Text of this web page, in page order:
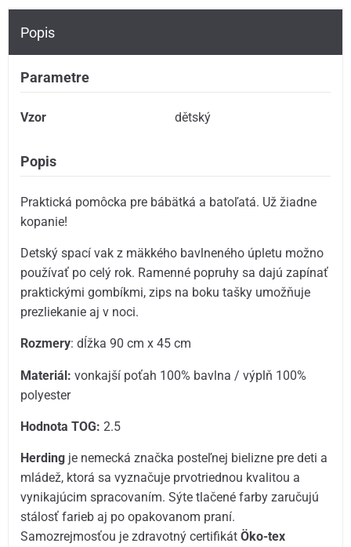
Popis
Parametre
Vzor dětský
Popis
Praktická pomôcka pre bábätká a batoľatá. Už žiadne
kopanie!
Detský spací vak z mäkkého bavlneného úpletu možno
používať po celý rok. Ramenné popruhy sa dajú zapínať
praktickými gombíkmi, zips na boku tašky umožňuje
prezliekanie aj v noci.
Rozmery: dĺžka 90 cm x 45 cm
Materiál: vonkajší poťah 100% bavlna / výplň 100%
polyester
Hodnota TOG: 2.5
Herding je nemecká značka posteľnej bielizne pre deti a
mládež, ktorá sa vyznačuje prvotriednou kvalitou a
vynikajúcim spracovaním. Sýte tlačené farby zaručujú
stálosť farieb aj po opakovanom praní.
Samozrejmosťou je zdravotný certifikátÖko-tex